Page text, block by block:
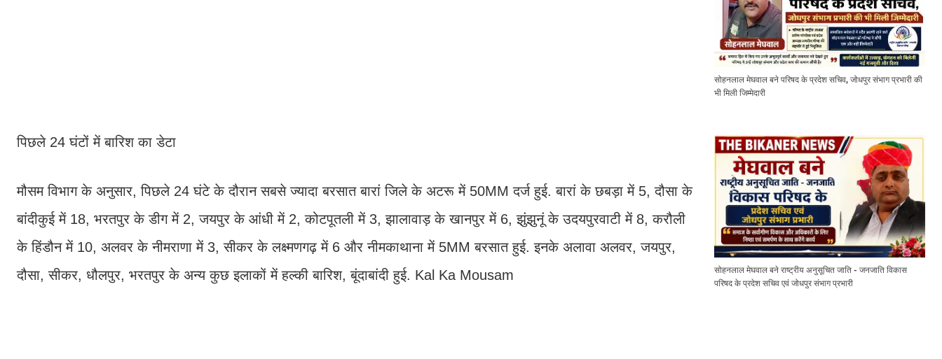
पिछले 24 घंटों में बारिश का डेटा
मौसम विभाग के अनुसार, पिछले 24 घंटे के दौरान सबसे ज्यादा बरसात बारां जिले के अटरू में 50MM दर्ज हुई. बारां के छबड़ा में 5, दौसा के
बांदीकुई में 18, भरतपुर के डीग में 2, जयपुर के आंधी में 2, कोटपूतली में 3, झालावाड़ के खानपुर में 6, झुंझुनूं के उदयपुरवाटी में 8, करौली
के हिंडौन में 10, अलवर के नीमराणा में 3, सीकर के लक्ष्मणगढ़ में 6 और नीमकाथाना में 5MM बरसात हुई. इनके अलावा अलवर, जयपुर,
दौसा, सीकर, धौलपुर, भरतपुर के अन्य कुछ इलाकों में हल्की बारिश, बूंदाबांदी हुई. Kal Ka Mousam
सोहनलाल मेघवाल बने परिषद के प्रदेश सचिव, जोधपुर संभाग प्रभारी की
भी मिली जिम्मेदारी
सोहनलाल मेघवाल बने राष्ट्रीय अनुसूचित जाति - जनजाति विकास
परिषद के प्रदेश सचिव एवं जोधपुर संभाग प्रभारी